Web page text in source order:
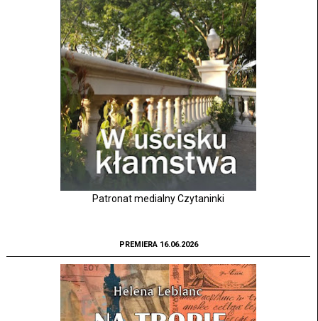
Patronat medialny Czytaninki
PREMIERA 16.06.2026